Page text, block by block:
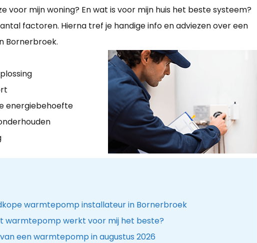
voor mijn woning? En wat is voor mijn huis het beste systeem?
factoren. Hierna tref je handige info en adviezen over een
Bornerbroek.
energiebehoefte
warmtepomp installateur in Bornerbroek
warmtepomp werkt voor mij het beste?
een warmtepomp in augustus 2026